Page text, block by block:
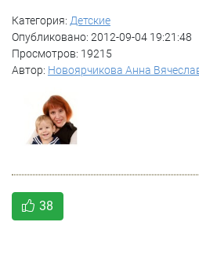
Категория: Детские
Опубликовано: 2012-09-04 19:21:48
Просмотров: 19215
Автор: Новоярчикова Анна
38